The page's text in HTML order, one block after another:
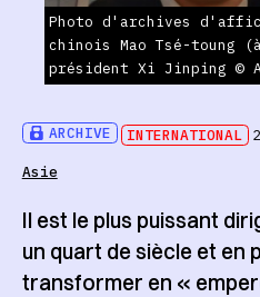
ARCHIVE INTERNATIONAL
Asie
Photo d'archives
chinois Mao Tsé-
président Xi Jinping ©
Il est le plus puissant
un quart de siècle et en
transformer en «